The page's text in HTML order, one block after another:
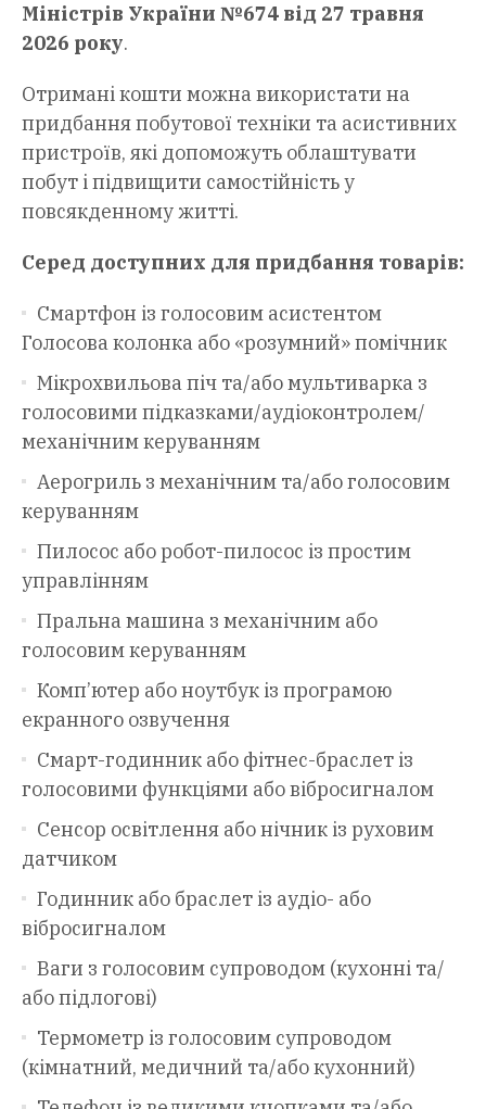
Міністрів України №674 від 27 травня
2026 року.
Отримані кошти можна використати на
придбання побутової техніки та асистивних
пристроїв, які допоможуть облаштувати
побут і підвищити самостійність у
повсякденному житті.
Серед доступних для придбання товарів:
Смартфон із голосовим асистентом
Голосова колонка або «розумний» помічник
Мікрохвильова піч та/або мультиварка з
голосовими підказками/аудіоконтролем/
механічним керуванням
Аерогриль з механічним та/або голосовим
керуванням
Пилосос або робот-пилосос із простим
управлінням
Пральна машина з механічним або
голосовим керуванням
Комп’ютер або ноутбук із програмою
екранного озвучення
Смарт-годинник або фітнес-браслет із
голосовими функціями або вібросигналом
Сенсор освітлення або нічник із руховим
датчиком
Годинник або браслет із аудіо- або
вібросигналом
Ваги з голосовим супроводом (кухонні та/
або підлогові)
Термометр із голосовим супроводом
(кімнатний, медичний та/або кухонний)